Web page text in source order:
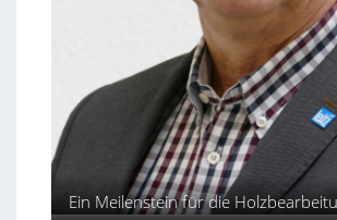
Ein Meilenstein für die